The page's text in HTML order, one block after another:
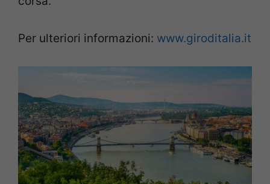
Per ulteriori informazioni: www.giroditalia.it